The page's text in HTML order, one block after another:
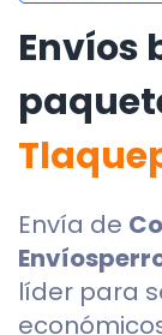
Envíos
Envía de
líder para